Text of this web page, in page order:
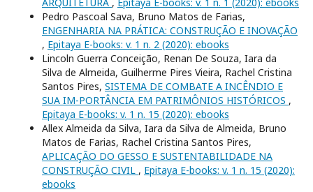
ARQUITETURA , Epitaya E-books: v. 1 n. 1 (2020): ebooks
Pedro Pascoal Sava, Bruno Matos de Farias,
ENGENHARIA NA PRÁTICA: CONSTRUÇÃO E INOVAÇÃO
, Epitaya E-books: v. 1 n. 2 (2020): ebooks
Lincoln Guerra Conceição, Renan De Souza, Iara da
Silva de Almeida, Guilherme Pires Vieira, Rachel Cristina
Santos Pires, SISTEMA DE COMBATE A INCÊNDIO E
SUA IM-PORTÂNCIA EM PATRIMÔNIOS HISTÓRICOS ,
Epitaya E-books: v. 1 n. 15 (2020): ebooks
Allex Almeida da Silva, Iara da Silva de Almeida, Bruno
Matos de Farias, Rachel Cristina Santos Pires,
APLICAÇÃO DO GESSO E SUSTENTABILIDADE NA
CONSTRUÇÃO CIVIL , Epitaya E-books: v. 1 n. 15 (2020):
ebooks